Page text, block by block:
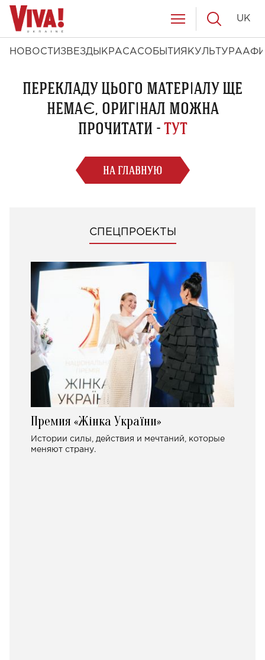
НОВОСТИ ЗВЕЗДЫ КРАСАСОБЫТИЯ КУЛЬТУРА
UK
ПЕРЕКЛАДУ ЦЬОГО МАТЕРІАЛУ ЩЕ
НЕМАЄ, ОРИГІНАЛ МОЖНА
ПРОЧИТАТИ -ТУТ
НА ГЛАВНУЮ
СПЕЦПРОЕКТЫ
Премия «Жінка України»
Истории силы, действия и мечтаний, которые
меняют страну.